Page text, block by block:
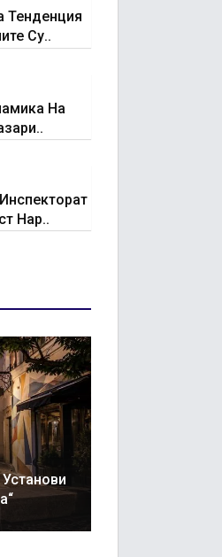
Тенденция
Су..
На
Нар..